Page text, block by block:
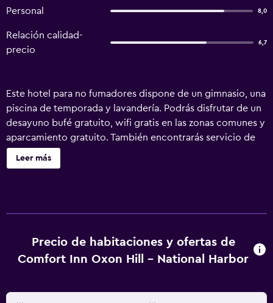
Personal 8,0
Relación calidad-
precio
6,7
Este hotel para no fumadores dispone de un gimnasio, una
piscina de temporada y lavandería. Podrás disfrutar de un
desayuno bufé gratuito, wifi gratis en las zonas comunes y
aparcamiento gratuito. También encontrarás servicio de
recepción 24 horas, una caja fuerte en la recepción y un
salón de eventos. Comfort Inn Oxon Hill - National Harbor
acceso a Internet wifi gratis. Los servicios para las
personas de negocios incluyen escritorio con llamadas
plancha y artículos de higiene personal gratuitos. Se
Leer más
Precio de habitaciones y ofertas de
Comfort Inn Oxon Hill - National Harbor